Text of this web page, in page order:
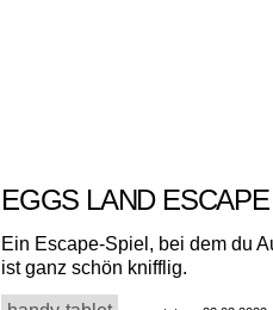
EGGS LAND ESCAPE
Ein Escape-Spiel, bei dem du
ist ganz schön knifflig.